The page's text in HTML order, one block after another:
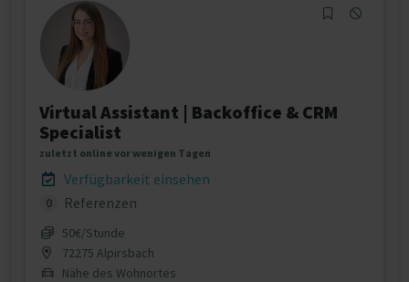
Virtual Assistant | Backoffice & CRM
Specialist
zuletzt online vor wenigen Tagen
Verfügbarkeit einsehen
0 Referenzen
50€/Stunde
72275 Alpirsbach
Nähe des Wohnortes